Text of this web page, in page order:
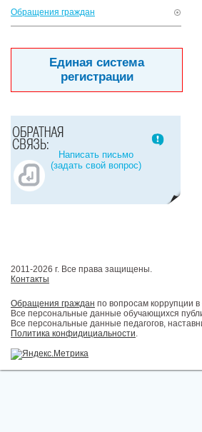
Обращения граждан
Единая система
регистрации
Написать письмо
(задать свой вопрос)
2011-2026 г. Все права защищены.
Контакты
Обращения граждан по вопросам коррупции
Все персональные данные обучающихся
Все персональные данные педагогов,
Политика конфидициальности.